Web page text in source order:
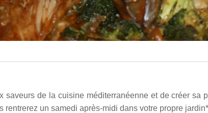
saveurs de la cuisine méditerranéenne et de créer
rentrerez un samedi après-midi dans votre propre